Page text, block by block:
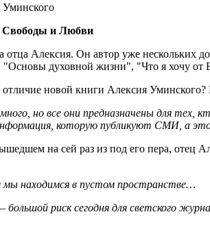
Уминского
Свободы и Любви
отца Алексия. Он автор уже
"Основы духовной жизни", "Что я хочу от
новой книги Алексия Уминского?
но все они предназначены для тех,
которую публикуют СМИ, а это
на сей раз из под его пера, отец
находимся в пустом пространстве…
риск сегодня для светского